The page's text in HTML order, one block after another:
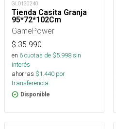
GLO130240
Tienda Casita Granja
95*72*102Cm
GamePower
$ 35.990
en 6cuotas de $5.998sin
interés
ahorras $1.440 por
transferencia.
Disponible